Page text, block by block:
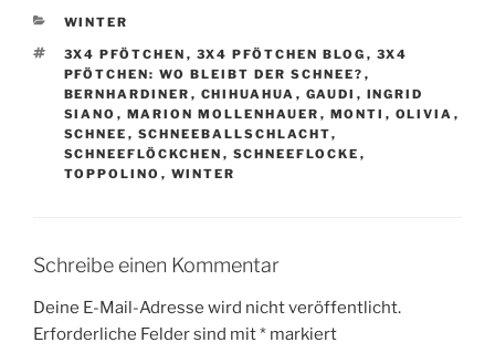
KATEGORIEN
WINTER
SCHLAGWÖRTER
3X4 PFÖTCHEN , 3X4 PFÖTCHEN BLOG , 3X4
PFÖTCHEN: WO BLEIBT DER SCHNEE? ,
BERNHARDINER , CHIHUAHUA , GAUDI , INGRID
SIANO , MARION MOLLENHAUER , MONTI , OLIVIA ,
SCHNEE , SCHNEEBALLSCHLACHT,
SCHNEEFLÖCKCHEN , SCHNEEFLOCKE ,
TOPPOLINO , WINTER
Schreibe einen Kommentar
Deine E-Mail-Adresse wird nicht veröffentlicht.
Erforderliche Felder sind mit* markiert